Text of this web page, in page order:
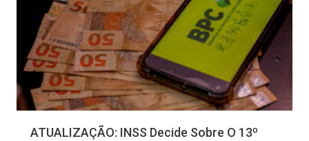
ATUALIZAÇÃO: INSS Decide Sobre O 13º